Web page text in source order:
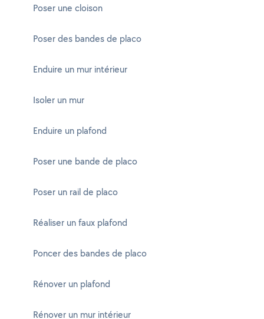
Poser une cloison
Poser des bandes de placo
Enduire un mur intérieur
Isoler un mur
Enduire un plafond
Poser une bande de placo
Poser un rail de placo
Réaliser un faux plafond
Poncer des bandes de placo
Rénover un plafond
Rénover un mur intérieur